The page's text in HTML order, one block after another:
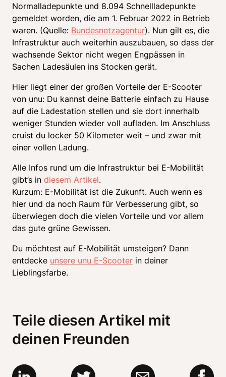
Normalladepunkte und 8.094 Schnellladepunkte
gemeldet worden, die am 1. Februar 2022 in Betrieb
waren. (Quelle: Bundesnetzagentur). Nun gilt es, die
Infrastruktur auch weiterhin auszubauen, so dass der
wachsende Sektor nicht wegen Engpässen in
Sachen Ladesäulen ins Stocken gerät.
Hier liegt einer der großen Vorteile der E-Scooter
von unu: Du kannst deine Batterie einfach zu Hause
auf die Ladestation stellen und sie dort innerhalb
weniger Stunden wieder voll aufladen. Im Anschluss
cruist du locker 50 Kilometer weit – und zwar mit
einer vollen Ladung.
Alle Infos rund um die Infrastruktur bei E-Mobilität
gibt’s in diesem Artikel.
Kurzum: E-Mobilität ist die Zukunft. Auch wenn es
hier und da noch Raum für Verbesserung gibt, so
überwiegen doch die vielen Vorteile und vor allem
das gute grüne Gewissen.
Du möchtest auf E-Mobilität umsteigen? Dann
entdecke unsere unu E-Scooter in deiner
Lieblingsfarbe.
Teile diesen Artikel mit
deinen Freunden